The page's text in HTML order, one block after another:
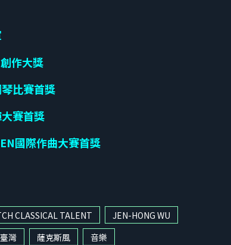
作大獎
比賽首獎
賽首獎
國際作曲大賽首獎
CLASSICAL TALENT
JEN-HONG WU
灣 薩克斯風 音樂